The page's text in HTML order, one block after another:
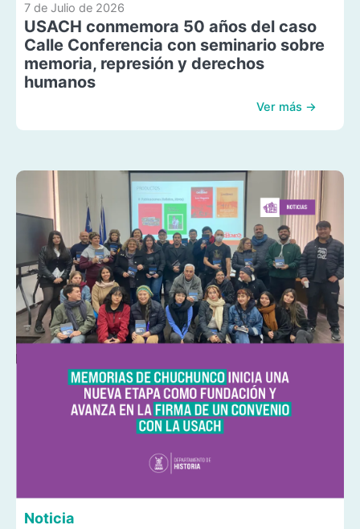
7 de Julio de 2026
USACH conmemora 50 años del caso
Calle Conferencia con seminario sobre
memoria, represión y derechos
humanos
Ver más →
Noticia